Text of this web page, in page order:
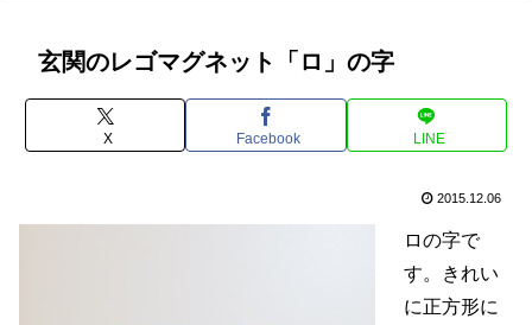
玄関のレゴマグネット「ロ」の字
X Facebook LINE
2015.12.06
ロの字で
す。きれい
に正方形に